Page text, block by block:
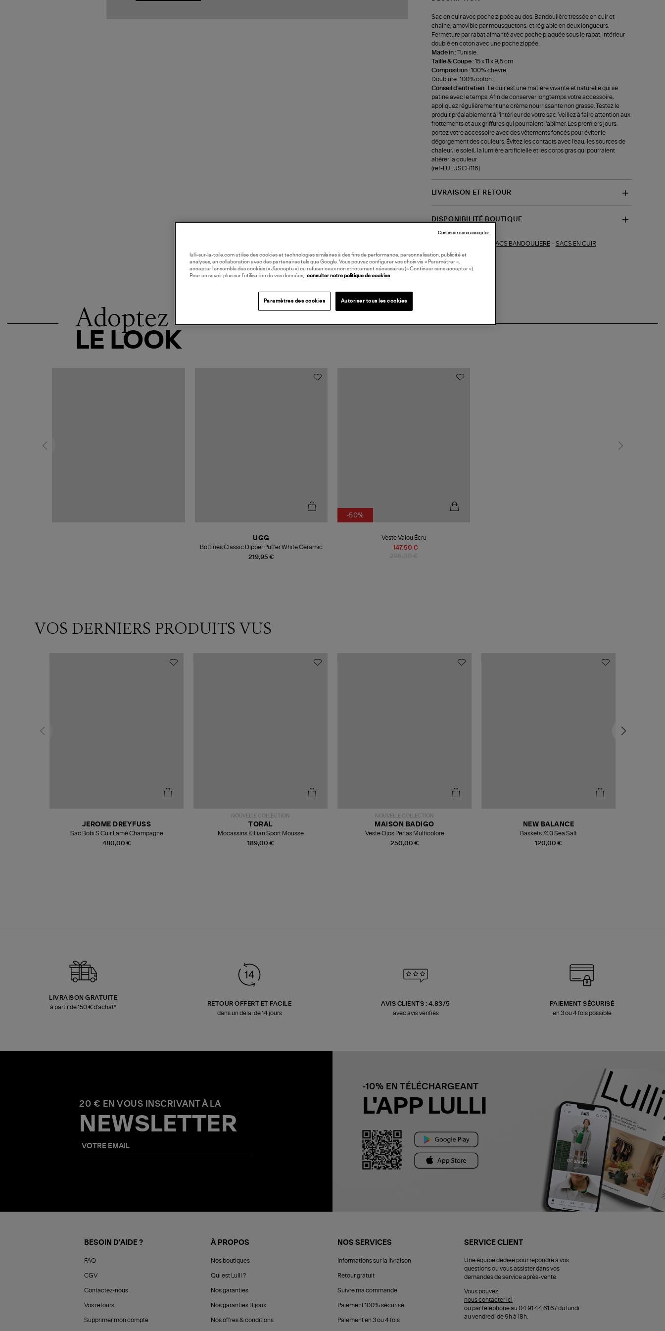
Sac en cuir avec poche zippée au dos. Bandoulière tressée en cuir et
chaîne, amovible par mousquetons, et réglable en deux longueurs.
Fermeture par rabat aimanté avec poche plaquée sous le rabat. Intérieur
doublé en coton avec une poche zippée.
Made in :Tunisie.
Taille & Coupe :15 x 11 x 9,5 cm
Composition :100% chèvre.
Doublure : 100% coton.
Conseil d'entretien :
Le cuir est une matière vivante et naturelle qui se
patine avec le temps. Afin de conserver longtemps votre accessoire,
appliquez régulièrement une crème nourrissante non grasse. Testez le
produit préalablement à l'intérieur de votre sac. Veillez à faire attention aux
frottements et aux griffures qui pourraient l'abîmer. Les premiers jours,
portez votre accessoire avec des vêtements foncés pour éviter le
dégorgement des couleurs. Évitez les contacts avec l'eau, les sources de
chaleur, le soleil, la lumière artificielle et les corps gras qui pourraient
altérer la couleur.
(ref-LULUSCH116)
LIVRAISON ET RETOUR
DISPONIBILITÉ BOUTIQUE
SACS BANDOULIERE- SACS EN CUIR
Adoptez
LE LOOK
219,95 €
UGG
Bottines Classic Dipper Puffer White Ceramic
-50%
147,50 €
Veste Valou Écru
VOS DERNIERS PRODUITS VUS
480,00 €
JEROME DREYFUSS
Sac Bobi S Cuir Lamé Champagne
NOUVELLE COLLECTION
189,00 €
TORAL
Mocassins Killian Sport Mousse
NOUVELLE COLLECTION
250,00 €
MAISON BADIGO
Veste Ojos Perlas Multicolore
120,00 €
NEW BALANCE
Baskets 740 Sea Salt
LIVRAISON GRATUITE
à partir de 150 € d'achat*
RETOUR OFFERT ET FACILE
dans un délai de 14 jours
AVIS CLIENTS : 4.83/5
avec avis vérifiés
PAIEMENT SÉCURISÉ
en 3 ou 4 fois possible
20 € EN VOUS INSCRIVANT À LA
NEWSLETTER
-10% EN TÉLÉCHARGEANT
L'APP LULLI
BESOIN D'AIDE ?
FAQ
CGV
Contactez-nous
Vos retours
Supprimer mon compte
À PROPOS
Nos boutiques
Qui est Lulli ?
Nos garanties
Nos garanties Bijoux
Nos offres & conditions
NOS SERVICES
Informations sur la livraison
Retour gratuit
Suivre ma commande
Paiement 100% sécurisé
Paiement en 3 ou 4 fois
SERVICE CLIENT
Une équipe dédiée pour répondre à vos
questions ou vous assister dans vos
demandes de service après-vente.
Vous pouvez
nous contacter ici
ou par téléphone au 04 91 44 61 67 du lundi
au vendredi de 9h à 18h.
lulli-sur-la-toile.com utilise des cookies et technologies similaires à des fins de performance, personnalisation, publicité et
analyses, en collaboration avec des partenaires tels que Google. Vous pouvez configurer vos choix via « Paramétrer »,
accepter l’ensemble des cookies (« J’accepte ») ou refuser ceux non strictement nécessaires (« Continuer sans accepter »).
Pour en savoir plus sur l’utilisation de vos données, consulter notre politique de cookies
Paramètres des cookies Autoriser tous les cookies
Continuer sans accepter